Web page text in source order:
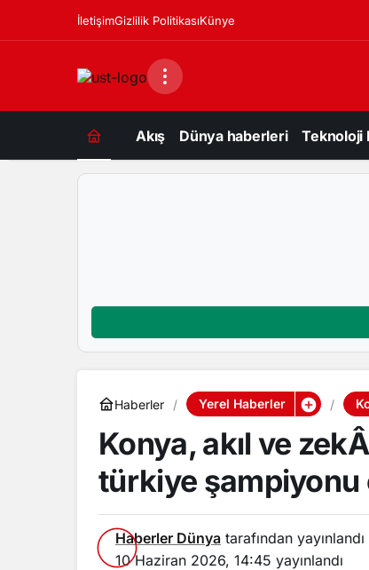
İletişimGizlilik PolitikasıKünye
Akış Dünya haberleri Teknoloji
Haberler Yerel Haberler
Konya, akıl ve
türkiye şampiyonu
Haberler Dünya tarafından yayınlandı
10 Haziran 2026, 14:45 yayınlandı